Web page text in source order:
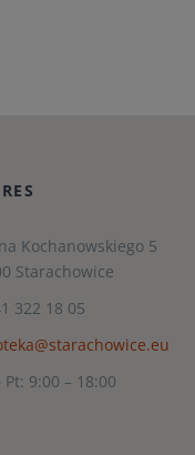
Kochanowskiego 5
Starachowice
322 18 05
Pt: 9:00 – 18:00